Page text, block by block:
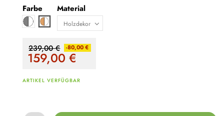
Farbe
Weiß / grau
Hellbraun / weiß
Material
239,00 € -80,00 €
159,00€
ARTIKEL VERFÜGBAR